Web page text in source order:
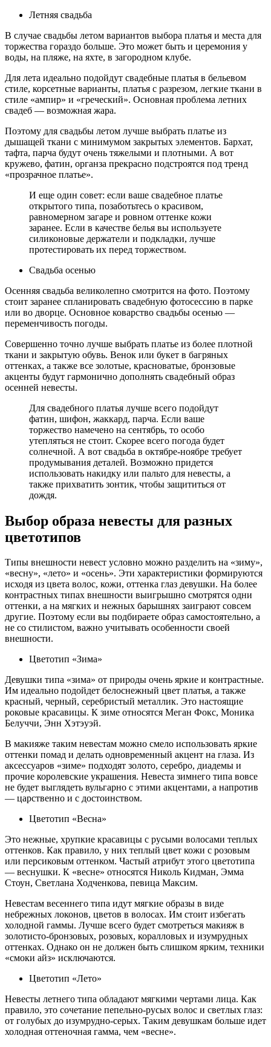
Летняя свадьба
В случае свадьбы летом вариантов выбора платья и места для
торжества гораздо больше. Это может быть и церемония у
воды, на пляже, на яхте, в загородном клубе.
Для лета идеально подойдут свадебные платья в бельевом
стиле, корсетные варианты, платья с разрезом, легкие ткани в
стиле «ампир» и «греческий». Основная проблема летних
свадеб — возможная жара.
Поэтому для свадьбы летом лучше выбрать платье из
дышащей ткани с минимумом закрытых элементов. Бархат,
тафта, парча будут очень тяжелыми и плотными. А вот
кружево, фатин, органза прекрасно подстроятся под тренд
«прозрачное платье».
И еще один совет: если ваше свадебное платье
открытого типа, позаботьтесь о красивом,
равномерном загаре и ровном оттенке кожи
заранее. Если в качестве белья вы используете
силиконовые держатели и подкладки, лучше
протестировать их перед торжеством.
Свадьба осенью
Осенняя свадьба великолепно смотрится на фото. Поэтому
стоит заранее спланировать свадебную фотосессию в парке
или во дворце. Основное коварство свадьбы осенью —
переменчивость погоды.
Совершенно точно лучше выбрать платье из более плотной
ткани и закрытую обувь. Венок или букет в багряных
оттенках, а также все золотые, красноватые, бронзовые
акценты будут гармонично дополнять свадебный образ
осенней невесты.
Для свадебного платья лучше всего подойдут
фатин, шифон, жаккард, парча. Если ваше
торжество намечено на сентябрь, то особо
утепляться не стоит. Скорее всего погода будет
солнечной. А вот свадьба в октябре-ноябре требует
продумывания деталей. Возможно придется
использовать накидку или пальто для невесты, а
также прихватить зонтик, чтобы защититься от
дождя.
Выбор образа невесты для разных
цветотипов
Типы внешности невест условно можно разделить на «зиму»,
«весну», «лето» и «осень». Эти характеристики формируются
исходя из цвета волос, кожи, оттенка глаз девушки. На более
контрастных типах внешности выигрышно смотрятся одни
оттенки, а на мягких и нежных барышнях заиграют совсем
другие. Поэтому если вы подбираете образ самостоятельно, а
не со стилистом, важно учитывать особенности своей
внешности.
Цветотип «Зима»
Девушки типа «зима» от природы очень яркие и контрастные.
Им идеально подойдет белоснежный цвет платья, а также
красный, черный, серебристый металлик. Это настоящие
роковые красавицы. К зиме относятся Меган Фокс, Моника
Белуччи, Энн Хэтэуэй.
В макияже таким невестам можно смело использовать яркие
оттенки помад и делать одновременный акцент на глаза. Из
аксессуаров «зиме» подходят золото, серебро, диадемы и
прочие королевские украшения. Невеста зимнего типа вовсе
не будет выглядеть вульгарно с этими акцентами, а напротив
— царственно и с достоинством.
Цветотип «Весна»
Это нежные, хрупкие красавицы с русыми волосами теплых
оттенков. Как правило, у них теплый цвет кожи с розовым
или персиковым оттенком. Частый атрибут этого цветотипа
— веснушки. К «весне» относятся Николь Кидман, Эмма
Стоун, Светлана Ходченкова, певица Максим.
Невестам весеннего типа идут мягкие образы в виде
небрежных локонов, цветов в волосах. Им стоит избегать
холодной гаммы. Лучше всего будет смотреться макияж в
золотисто-бронзовых, розовых, коралловых и изумрудных
оттенках. Однако он не должен быть слишком ярким, техники
«смоки айз» исключаются.
Цветотип «Лето»
Невесты летнего типа обладают мягкими чертами лица. Как
правило, это сочетание пепельно-русых волос и светлых глаз:
от голубых до изумрудно-серых. Таким девушкам больше идет
холодная оттеночная гамма, чем «весне».